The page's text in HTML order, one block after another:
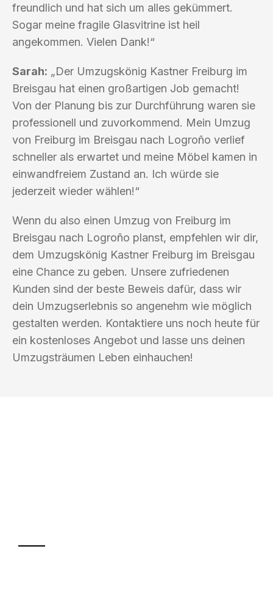
freundlich und hat sich um alles gekümmert.
Sogar meine fragile Glasvitrine ist heil
angekommen. Vielen Dank!“
Sarah: „Der Umzugskönig Kastner Freiburg im
Breisgau hat einen großartigen Job gemacht!
Von der Planung bis zur Durchführung waren sie
professionell und zuvorkommend. Mein Umzug
von Freiburg im Breisgau nach Logroño verlief
schneller als erwartet und meine Möbel kamen in
einwandfreiem Zustand an. Ich würde sie
jederzeit wieder wählen!“
Wenn du also einen Umzug von Freiburg im
Breisgau nach Logroño planst, empfehlen wir dir,
dem Umzugskönig Kastner Freiburg im Breisgau
eine Chance zu geben. Unsere zufriedenen
Kunden sind der beste Beweis dafür, dass wir
dein Umzugserlebnis so angenehm wie möglich
gestalten werden. Kontaktiere uns noch heute für
ein kostenloses Angebot und lasse uns deinen
Umzugsträumen Leben einhauchen!